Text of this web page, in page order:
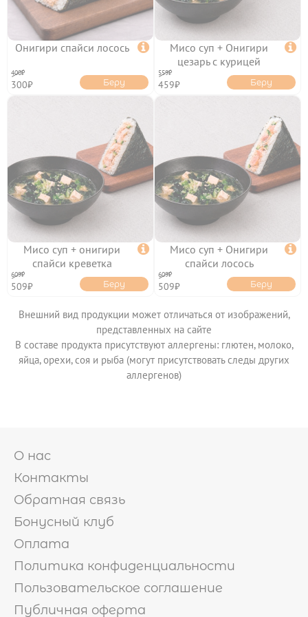
ОНИГИРИ
НАПИТКИ
ОТЗЫВЫ
КОНТАКТЫ
ЛИЧНЫЙ КАБИНЕТ
АКЦИИ
ПОЛИТИКА
ПОЛЬЗОВАТЕЛЬСКОЕ
СОГЛАШЕНИЕ
ПУБЛИЧНАЯ ОФЕРТА
Онигири спайси лосось 
400₽
300₽ Беру
Мисо суп + Онигири
цезарь с курицей

559₽
459₽ Беру
Мисо суп + онигири
спайси креветка

609₽
509₽ Беру
Мисо суп + Онигири
спайси лосось

609₽
509₽ Беру
Внешний вид продукции может отличаться от изображений,
представленных на сайте
В составе продукта присутствуют аллергены: глютен, молоко,
яйца, орехи, соя и рыба (могут присутствовать следы других
аллергенов)
О нас
Контакты
Обратная связь
Бонусный клуб
Оплата
Политика конфиденциальности
Пользовательское соглашение
Публичная оферта